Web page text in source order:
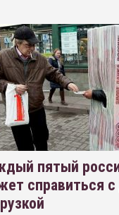
пятый
справиться с